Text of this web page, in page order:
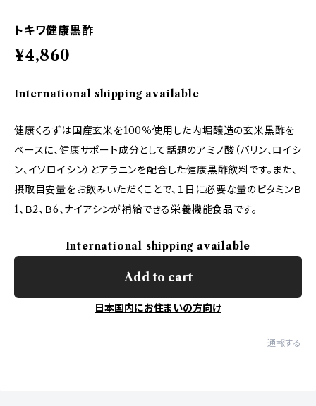
トキワ健康黒酢
¥4,860
International shipping available
健康くろずは国産玄米を100％使用した内堀醸造の玄米黒酢を
ベースに、健康サポート成分として話題のアミノ酸（バリン、ロイシ
ン、イソロイシン）とアラニンを配合した健康黒酢飲料です。また、
摂取目安量をお飲みいただくことで、１日に必要な量のビタミンＢ
1、Ｂ2、Ｂ6、ナイアシンが補給できる栄養機能食品です。
International shipping available
Add to cart
日本国内にお住まいの方向け
通報する